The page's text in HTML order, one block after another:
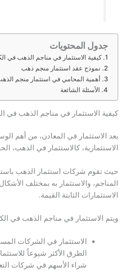
جدول المحتويات
كيفية الاستثمار في مناجم الذهب في
نموذج عقد استثمار منجم ذهب
أهمية المحامي في استثمار منجم
الأسئلة الشائعة
كيفية الاستثمار في مناجم الذهب في
يعد الاستثمار في المعادن، من أهم
الاستثمارية، كالاستثمار في الذهب،
حيث تقوم شركات استثمار الذهب
المناجم، والاستثمار به بمختلف
الاستثمارات الثابتة القيمة.
ويتم الاستثمار في مناجم الذهب في
الاستثمار في الشركات
الطرق الأكثر شيوعاً
شراء الأسهم في شركات